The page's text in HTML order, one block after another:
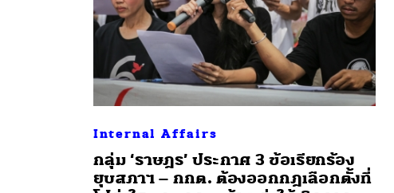
Internal Affairs
กลุ่ม ‘ราษฎร’ ประกาศ 3 ข้อเรียกร้อง
ยุบสภาฯ – กกต. ต้องออกกฎเลือกตั้งที่